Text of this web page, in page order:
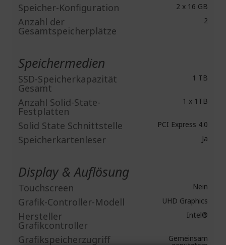
Speicher-Konfiguration 2 x 16 GB
Anzahl der
Gesamtspeicherplätze
2
Speichermedien
SSD-Speicherkapazität
Gesamt
1 TB
Anzahl Solid-State-
Festplatten
1 x 1TB
Solid State Schnittstelle PCI Express 4.0
Speicherkartenleser Ja
Display & Auflösung
Touchscreen Nein
Grafik-Controller-Modell UHD Graphics
Hersteller
Grafikcontroller
Intel®
Grafikspeicherzugriff Gemeinsam